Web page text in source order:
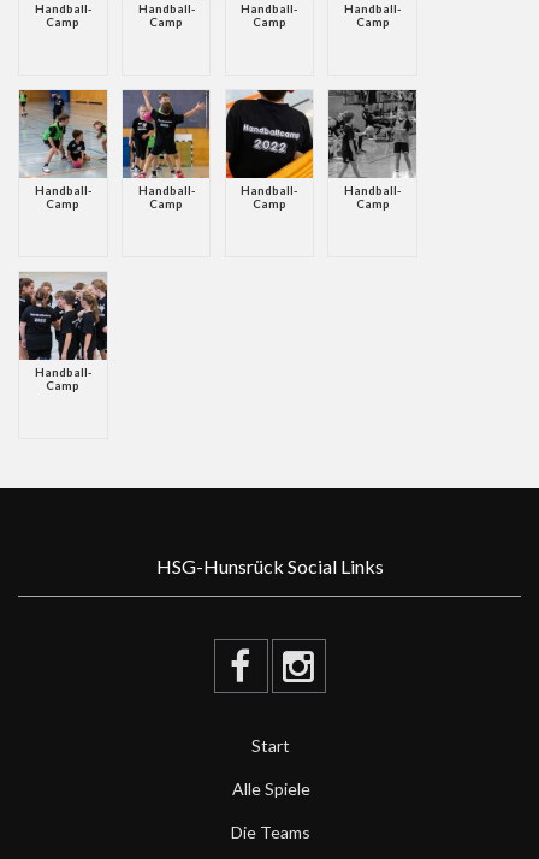
Handball-
Camp
Handball-
Camp
Handball-
Camp
Handball-
Camp
Handball-
Camp
Handball-
Camp
Handball-
Camp
Handball-
Camp
Handball-
Camp
HSG-Hunsrück Social Links
Start
Alle Spiele
Die Teams